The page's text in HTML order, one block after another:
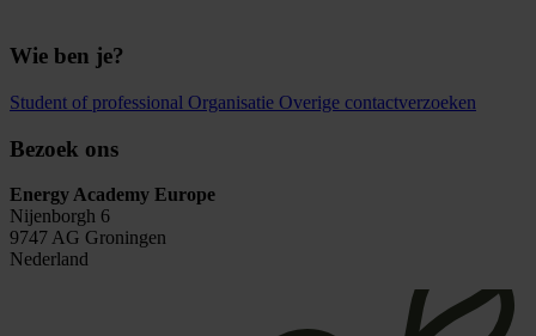
Wie ben je?
Student of professional Organisatie Overige contactverzoeken
Bezoek ons
Energy Academy Europe
Nijenborgh 6
9747 AG Groningen
Nederland